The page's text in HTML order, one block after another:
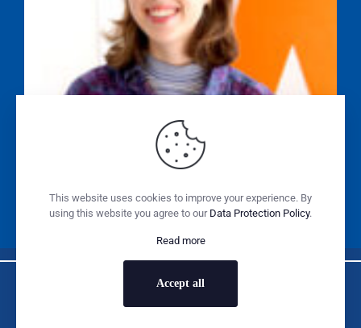
ALISSA WASILEWSKI
SABINE SONNENSCHEIN
This website uses cookies to improve your experience. By
using this website you agree to our Data Protection Policy.
Read more
Accept all